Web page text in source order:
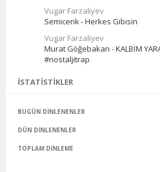
Vugar Farzaliyev
Semicenk - Herkes Gibisin
Vugar Farzaliyev
Murat Göğebakan - KALBİM
#nostaljitrap
İSTATISTIKLER
BUGÜN DINLENENLER
DÜN DINLENENLER
TOPLAM DINLEME